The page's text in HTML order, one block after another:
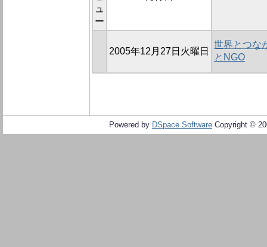
ュ
ー
2005年12月27日火曜日
世界とつな
とNGO
Powered by DSpace Software Copyright ©